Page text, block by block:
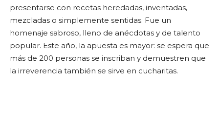
presentarse con recetas heredadas, inventadas,
mezcladas o simplemente sentidas. Fue un
homenaje sabroso, lleno de anécdotas y de talento
popular. Este año, la apuesta es mayor: se espera que
más de 200 personas se inscriban y demuestren que
la irreverencia también se sirve en cucharitas.